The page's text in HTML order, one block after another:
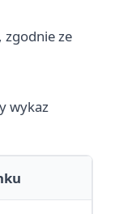
ze
wykaz